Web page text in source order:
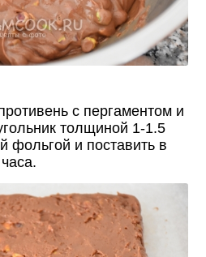
с пергаментом и
толщиной 1-1.5
фольгой и поставить в